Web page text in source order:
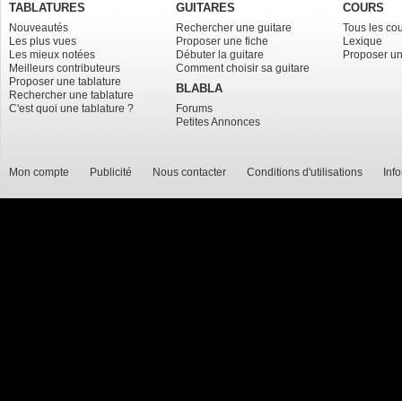
TABLATURES
Nouveautés
Les plus vues
Les mieux notées
Meilleurs contributeurs
Proposer une tablature
Rechercher une tablature
C'est quoi une tablature ?
GUITARES
Rechercher une guitare
Proposer une fiche
Débuter la guitare
Comment choisir sa guitare
BLABLA
Forums
Petites Annonces
COURS
Tous les
Lexique
Proposer
Mon compte Publicité Nous contacter Conditions d'utilisations